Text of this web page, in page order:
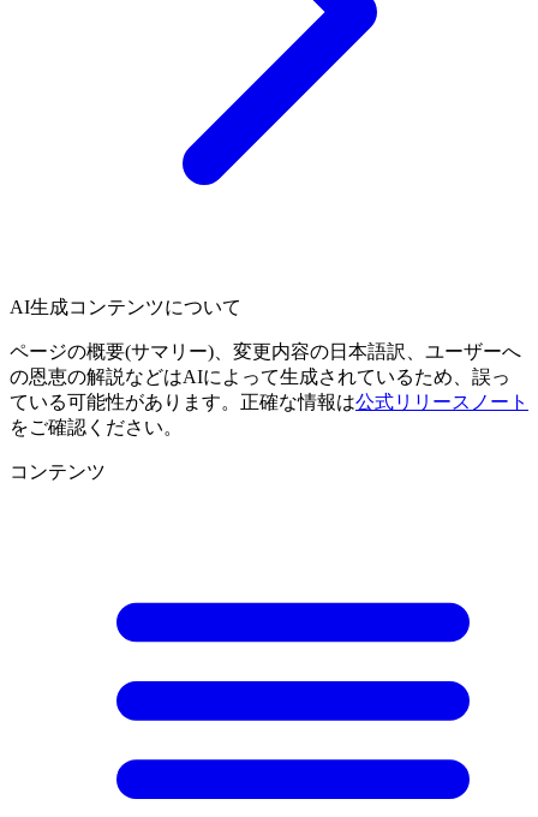
AI生成コンテンツについて
ページの概要(サマリー)、変更内容の日本語訳、ユーザーへ
の恩恵の解説などはAIによって生成されているため、誤っ
ている可能性があります。正確な情報は公式リリースノート
をご確認ください。
コンテンツ